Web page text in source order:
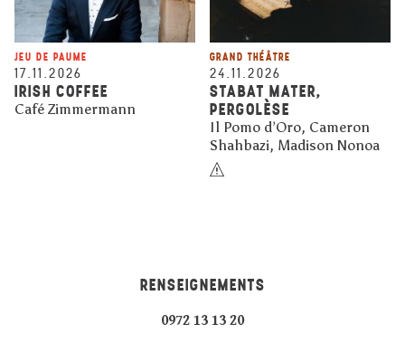
JEU DE PAUME
17.11.2026
IRISH COFFEE
Café Zimmermann
GRAND THÉÂTRE
24.11.2026
STABAT MATER,
PERGOLÈSE
Il Pomo d’Oro, Cameron
Shahbazi, Madison Nonoa
RENSEIGNEMENTS
0972 13 13 20